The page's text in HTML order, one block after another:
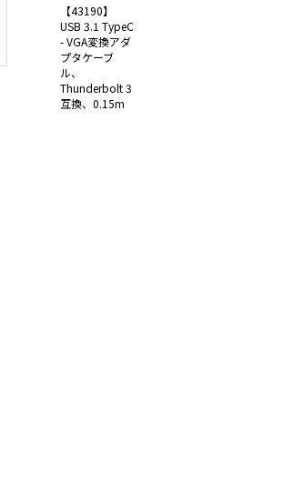
【43190】
USB 3.1 TypeC
- VGA変換アダ
プタケーブ
ル、
Thunderbolt 3
互換、0.15m